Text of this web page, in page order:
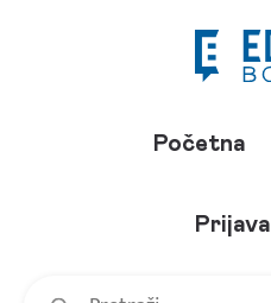
Početna
Prijava